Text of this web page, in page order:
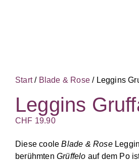
Start/ Blade & Rose / Leggins
Leggins
CHF 19.90
Diese cooleBlade & Rose
berühmten Grüffelo auf dem Po